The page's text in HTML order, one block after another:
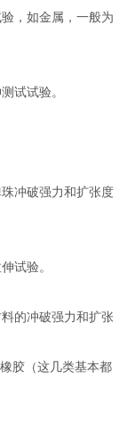
，如金属，一般为
试试验。
冲破强力和扩张度
试验。
的冲破强力和扩张
胶（这几类基本都